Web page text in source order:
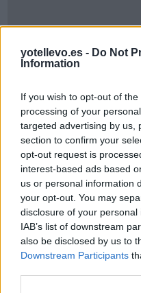
yotellevo.es - Do Not
Information
If you wish to opt-out of
processing of your
targeted advertising by us,
section to confirm your
opt-out request is
interest-based ads based
us or personal information
your opt-out. You may
disclosure of your
IAB’s list of downstream
also be disclosed by us to
Downstream Participants
Cómo ir desde